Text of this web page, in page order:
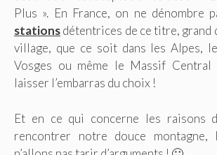
Plus ». En France, on ne dénombre
stationsdétentrices de ce titre, grand
village, que ce soit dans les Alpes,
Vosges ou même le Massif
laisser l’embarras du choix !
Et en ce qui concerne les raisons
rencontrer notre douce montagne,